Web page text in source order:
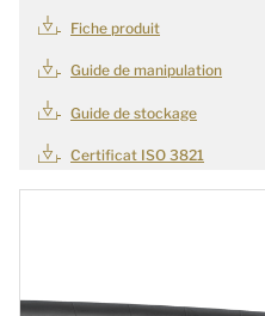
Fiche produit
Guide de manipulation
Guide de stockage
Certificat ISO 3821